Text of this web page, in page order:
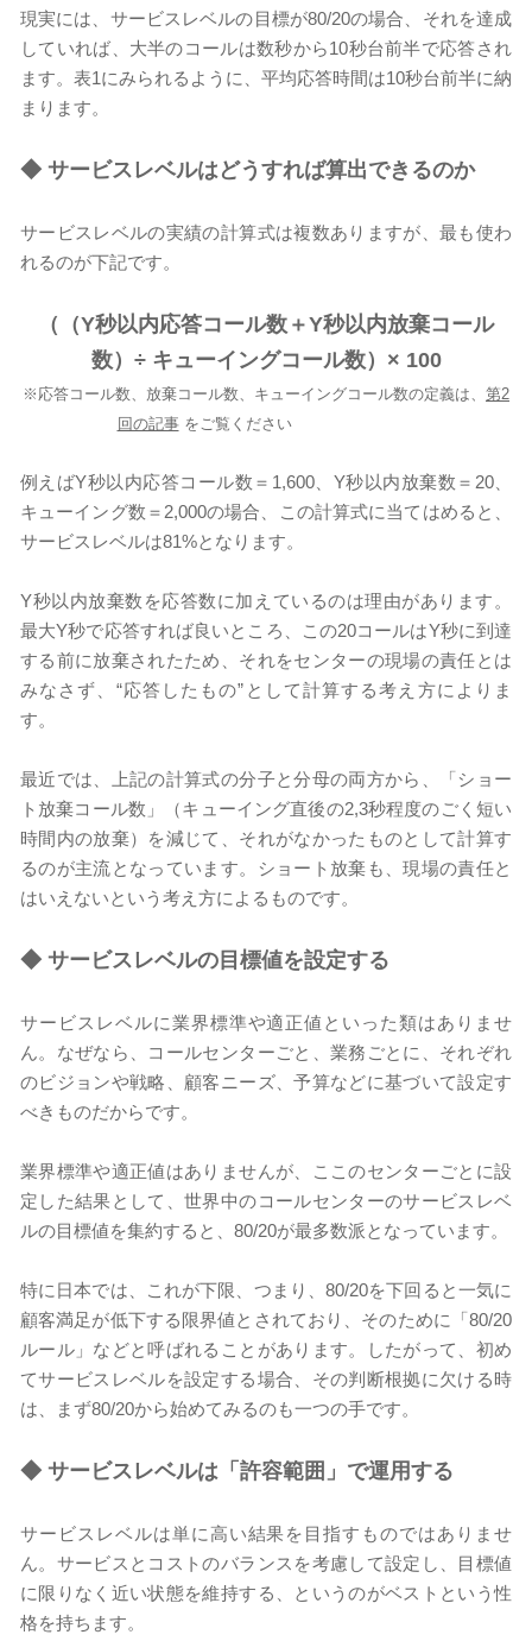
現実には、サービスレベルの目標が80/20の場合、それを達成
していれば、大半のコールは数秒から10秒台前半で応答され
ます。表1にみられるように、平均応答時間は10秒台前半に納
まります。
◆ サービスレベルはどうすれば算出できるのか
サービスレベルの実績の計算式は複数ありますが、最も使わ
れるのが下記です。
（（Y秒以内応答コール数＋Y秒以内放棄コール
数）÷ キューイングコール数）× 100
※応答コール数、放棄コール数、キューイングコール数の定義は、 第2
回の記事をご覧ください
例えばY秒以内応答コール数＝1,600、Y秒以内放棄数＝20、
キューイング数＝2,000の場合、この計算式に当てはめると、
サービスレベルは81%となります。
Y秒以内放棄数を応答数に加えているのは理由があります。
最大Y秒で応答すれば良いところ、この20コールはY秒に到達
する前に放棄されたため、それをセンターの現場の責任とは
みなさず、“応答したもの”として計算する考え方によりま
す。
最近では、上記の計算式の分子と分母の両方から、「ショー
ト放棄コール数」（キューイング直後の2,3秒程度のごく短い
時間内の放棄）を減じて、それがなかったものとして計算す
るのが主流となっています。ショート放棄も、現場の責任と
はいえないという考え方によるものです。
◆ サービスレベルの目標値を設定する
サービスレベルに業界標準や適正値といった類はありませ
ん。なぜなら、コールセンターごと、業務ごとに、それぞれ
のビジョンや戦略、顧客ニーズ、予算などに基づいて設定す
べきものだからです。
業界標準や適正値はありませんが、ここのセンターごとに設
定した結果として、世界中のコールセンターのサービスレベ
ルの目標値を集約すると、80/20が最多数派となっています。
特に日本では、これが下限、つまり、80/20を下回ると一気に
顧客満足が低下する限界値とされており、そのために「80/20
ルール」などと呼ばれることがあります。したがって、初め
てサービスレベルを設定する場合、その判断根拠に欠ける時
は、まず80/20から始めてみるのも一つの手です。
◆ サービスレベルは「許容範囲」で運用する
サービスレベルは単に高い結果を目指すものではありませ
ん。サービスとコストのバランスを考慮して設定し、目標値
に限りなく近い状態を維持する、というのがベストという性
格を持ちます。